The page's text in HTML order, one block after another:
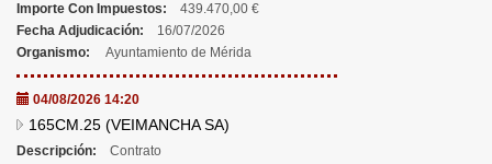
Importe Con Impuestos:
439.470,00 €
Fecha Adjudicación:
16/07/2026
Organismo:
Ayuntamiento de Mérida
04/08/2026 14:20
165CM.25 (VEIMANCHA SA)
Descripción:
Contrato